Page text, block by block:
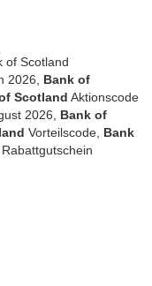
of Scotland
2026, Bank of
Scotland Aktionscode
2026, Bank of
Vorteilscode, Bank
Rabattgutschein